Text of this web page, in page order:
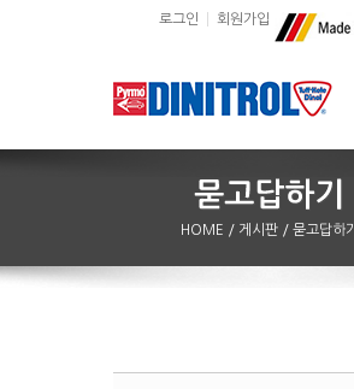
로그인 회원가입
HOME / 게시판 / 묻고답하기